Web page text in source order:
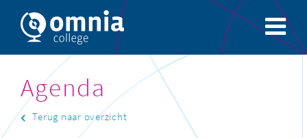
Agenda
Terug naar overzicht